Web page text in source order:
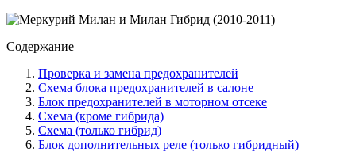
Содержание
Проверка и замена предохранителей
Схема блока предохранителей в салоне
Блок предохранителей в моторном отсеке
Схема (кроме гибрида)
Схема (только гибрид)
Блок дополнительных реле (только гибридный)